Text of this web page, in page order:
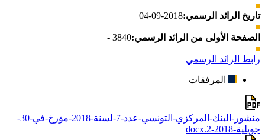
تاريخ الرائد الرسمي:2018-09-04
الصفحة الأولى من الرائد الرسمي:3840 -
رابط الرائد الرسمي
المرفقات
منشور-البنك-المركزي-التونسي-عدد-7-لسنة-2018-مؤرخ-في-30-
جويلية-2018-2.docx